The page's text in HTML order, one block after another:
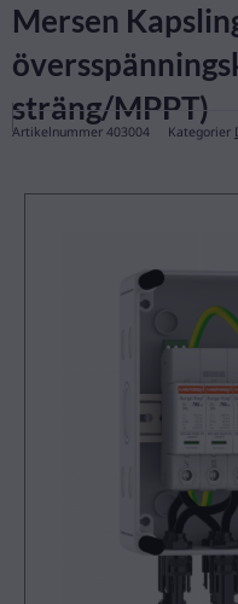
Mersen
sträng/MPPT)
Artikelnummer 403004 Kategorier